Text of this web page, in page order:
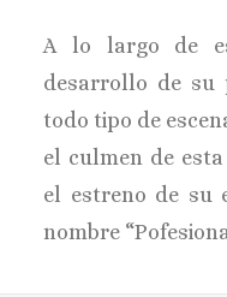
A lo largo de
desarrollo de su
todo tipo de
el culmen de
el estreno de su
nombre